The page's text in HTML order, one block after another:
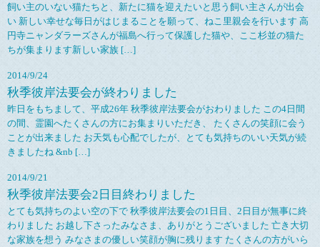
飼い主のいない猫たちと、新たに猫を迎えたいと思う飼い主さんが出会
い 新しい幸せな毎日がはじまることを願って、ねこ里親会を行います 高
円寺ニャンダラーズさんが福島へ行って保護した猫や、ここ杉並の猫た
ちが集まります新しい家族 […]
2014/9/24
秋季彼岸法要会が終わりました
昨日をもちまして、平成26年 秋季彼岸法要会がおわりました この4日間
の間、霊園へたくさんの方にお集まりいただき、 たくさんの笑顔に会う
ことが出来ました お天気も心配でしたが、とても気持ちのいい天気が続
きましたね &nb […]
2014/9/21
秋季彼岸法要会2日目終わりました
とても気持ちのよい空の下で 秋季彼岸法要会の1日目、2日目が無事に終
わりました お越し下さったみなさま、ありがとうございました 亡き大切
な家族を想う みなさまの優しい笑顔が胸に残ります たくさんの方がいら